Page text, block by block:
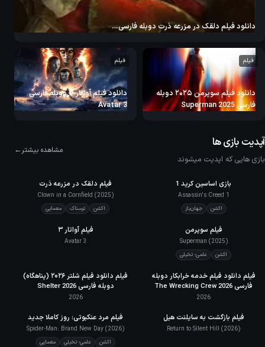
دانلود فیلم دلقک در مزرعه ذرت دوبله فارسی…
فیلم
دانلود فیلم سوپرمن ۲۰۲۵ دوبله
فارسی Superman 2025
فیلم
دانلود فیلم آواتار ۳ دوبله فارسی
Avatar 3
آپدیت بازی ها
بازی هایی که اپدیت میشوند
مشاهده بیشتر
بازی اساسین کرید 1
Assassin's Creed 1
اکشن جهان‌باز
5.7
فیلم دلقک در مزرعه ذرت
Clown in a Cornfield (2025)
اکشن ترسناک معمایی
فیلم سوپرمن
Superman (2025)
اکشن علمی- تخیلی
فیلم آواتار ۳
Avatar 3
IMDb5.8
فیلم دانلود فیلم خدمه خرابکار دوبله
فارسی 2026 The Wrecking Crew
2026
IMDb5.1
فیلم دانلود فیلم شلتر ۲۰۲۶ (پناهگاه)
دوبله فارسی Shelter 2026
2026
IMDb7.0
فیلم بازگشت به سایلنت هیل
Return to Silent Hill (2026)
فیلم مرد عنکبوتی: روز کاملا جدید
Spider-Man: Brand New Day (2026)
اکشن علمی- تخیلی معمایی